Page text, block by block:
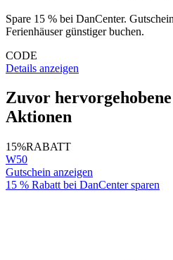
Spare 15 % bei DanCenter.
Ferienhäuser günstiger buchen.
CODE
Details anzeigen
Zuvor
Aktionen
15%RABATT
W50
Gutschein anzeigen
15 % Rabatt bei DanCenter sparen